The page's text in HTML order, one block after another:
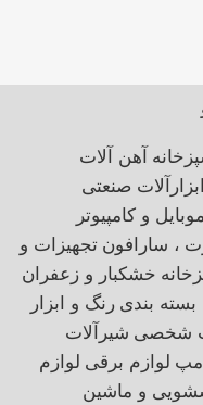
آهن آلات
ابزارآلات صنعتی
و کامپیوتر
، سارافون تجهیزات و
خشکبار و زعفران
بسته بندی رنگ و ابزار
شخصی شیرآلات
لوازم برقی لوازم
و ماشین